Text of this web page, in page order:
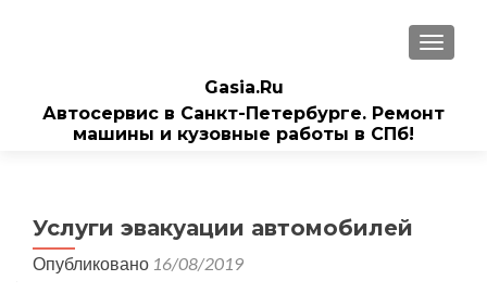
Gasia.Ru
Автосервис в Санкт-Петербурге. Ремонт
машины и кузовные работы в СПб!
Услуги эвакуации автомобилей
Опубликовано 16/08/2019